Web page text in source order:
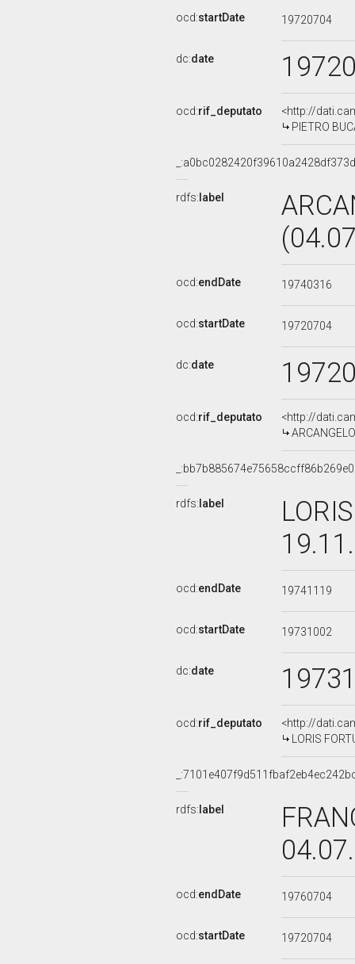
ocd:startDate 19720704
dc:date
ocd:rif_deputato
<http://
PIETRO
rdfs: label
ocd:endDate 19740316
ocd:startDate 19720704
dc:date
ocd:rif_deputato
<http://
rdfs: label
ocd:endDate 19741119
ocd:startDate 19731002
dc:date
ocd:rif_deputato
<http://
LORIS
rdfs: label
ocd:endDate 19760704
ocd:startDate 19720704